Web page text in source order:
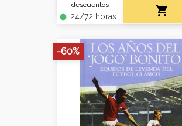
+ descuentos
fiber_manual_record 24/72 horas

-60%